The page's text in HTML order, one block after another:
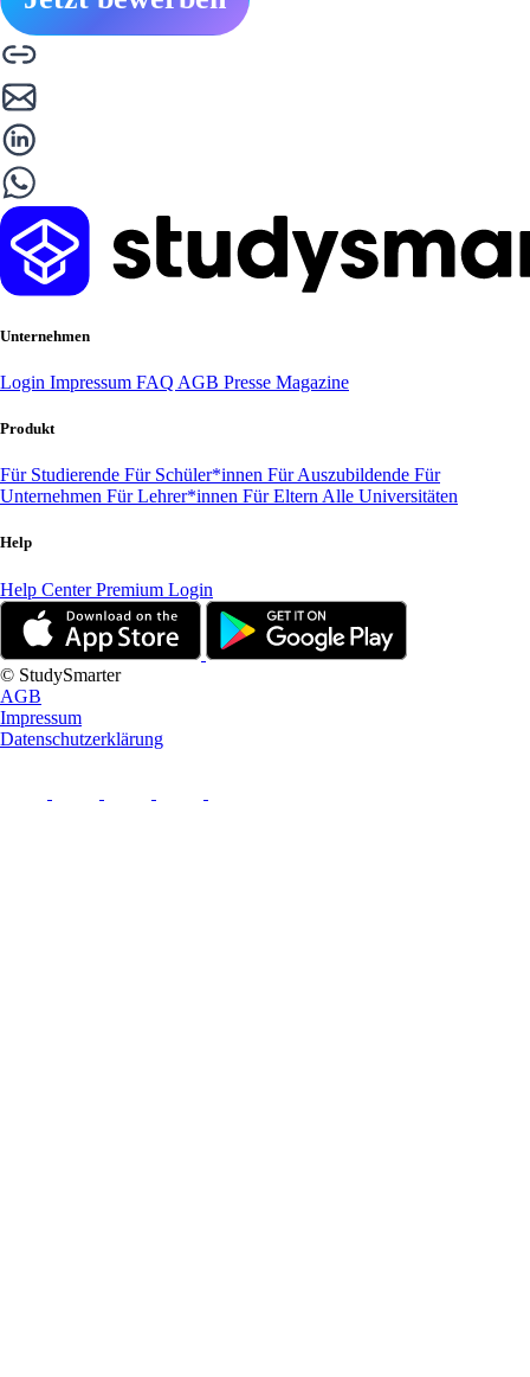
Unternehmen
Login Impressum FAQ AGB Presse Magazine
Produkt
Für Studierende Für Schüler*innen Für Auszubildende Für
Unternehmen Für Lehrer*innen Für Eltern Alle Universitäten
Help
Help CenterPremium Login
© StudySmarter
AGB
Impressum
Datenschutzerklärung